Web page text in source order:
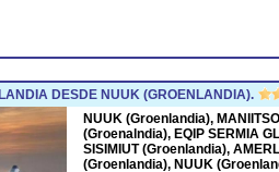
DESDE NUUK (GROENLANDIA).
NUUK (Groenlandia),
(Groenalndia), EQIP SERMIA
SISIMIUT (Groenlandia),
(Groenlandia), NUUK